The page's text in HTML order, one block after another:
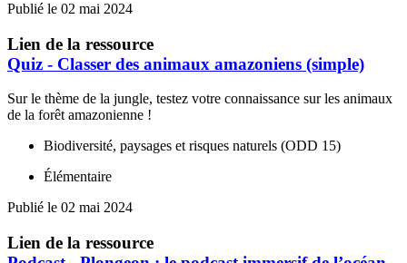
Publié le 02 mai 2024
Lien de la ressource
Quiz - Classer des animaux amazoniens (simple)
Sur le thème de la jungle, testez votre connaissance sur les animaux
de la forêt amazonienne !
Biodiversité, paysages et risques naturels (ODD 15)
Élémentaire
Publié le 02 mai 2024
Lien de la ressource